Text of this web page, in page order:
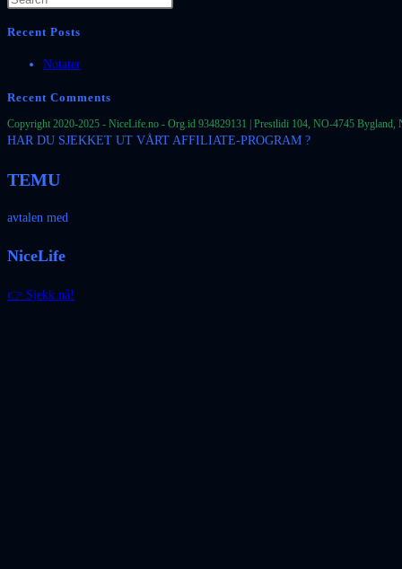
Recent Posts
Notater
Recent Comments
Copyright 2020-2025 - NiceLife.no - Org.id 934829131 | Prestlidi 104, NO-4745
HAR DU SJEKKET UT VÅRT AFFILIATE-PROGRAM ?
TEMU
avtalen med
NiceLife
👉 Sjekk nå!